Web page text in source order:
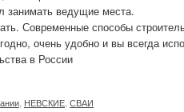
занимать ведущие места.
Современные способы
очень удобно и вы всегда
в России
НЕВСКИЕ СВАИ